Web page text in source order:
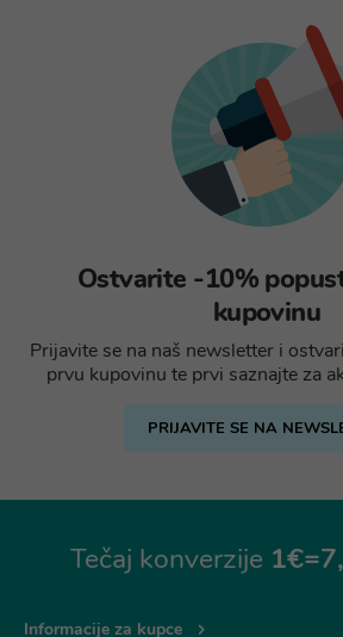
Ostvarite -10%
kupovinu
Prijavite se na naš newsletter i
prvu kupovinu te prvi saznajte za
PRIJAVITE SE NA
Tečaj konverzije
Informacije za kupce